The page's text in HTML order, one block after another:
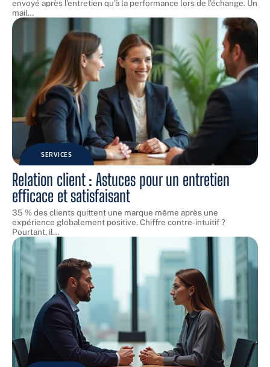
envoyé après l'entretien qu'à la performance lors de l'échange. Un
mail…
SERVICES
Relation client : Astuces pour un entretien
efficace et satisfaisant
35 % des clients quittent une marque même après une
expérience globalement positive. Chiffre contre-intuitif ?
Pourtant, il…